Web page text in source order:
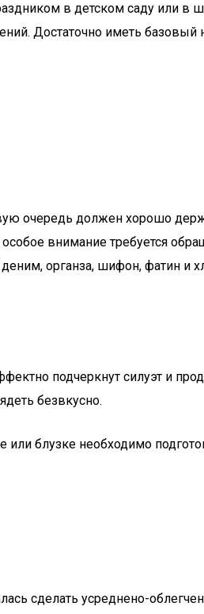
в детском саду или в
Достаточно иметь
очередь должен хорошо
внимание требуется
органза, шифон, фатин и
подчеркнут силуэт и
безвкусно.
блузке необходимо
сделать усреднено-